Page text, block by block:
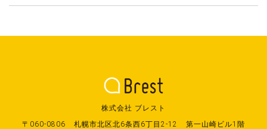
株式会社 ブレスト
〒060-0806
札幌市北区北6条西6丁目2-12
第一山崎ビル1階